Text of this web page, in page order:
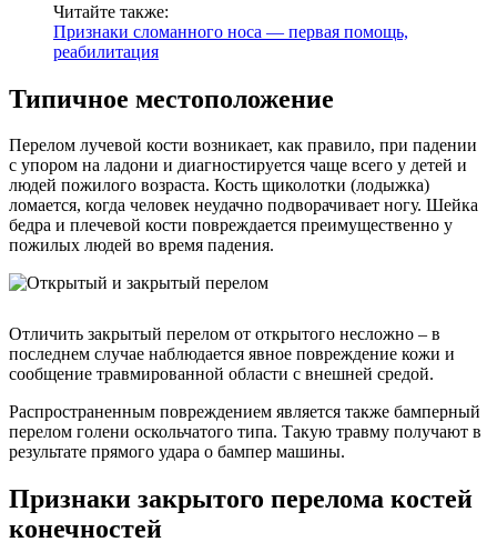
Читайте также:
Признаки сломанного носа — первая помощь,
реабилитация
Типичное местоположение
Перелом лучевой кости возникает, как правило, при падении
с упором на ладони и диагностируется чаще всего у детей и
людей пожилого возраста. Кость щиколотки (лодыжка)
ломается, когда человек неудачно подворачивает ногу. Шейка
бедра и плечевой кости повреждается преимущественно у
пожилых людей во время падения.
Отличить закрытый перелом от открытого несложно – в
последнем случае наблюдается явное повреждение кожи и
сообщение травмированной области с внешней средой.
Распространенным повреждением является также бамперный
перелом голени оскольчатого типа. Такую травму получают в
результате прямого удара о бампер машины.
Признаки закрытого перелома костей
конечностей